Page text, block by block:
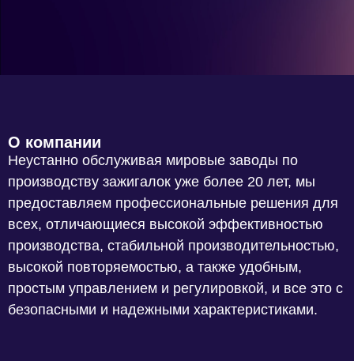
О компании
Неустанно обслуживая мировые заводы по
производству зажигалок уже более 20 лет, мы
предоставляем профессиональные решения для
всех, отличающиеся высокой эффективностью
производства, стабильной производительностью,
высокой повторяемостью, а также удобным,
простым управлением и регулировкой, и все это с
безопасными и надежными характеристиками.